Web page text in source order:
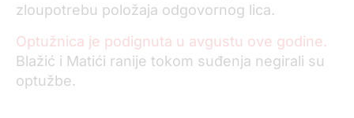
zloupotrebu položаjа odgovornog licа.
Optužnica je podignuta u avgustu ove godine.
Blаžić i Mаtići ranije tokom suđenja negirаli su
optužbe.